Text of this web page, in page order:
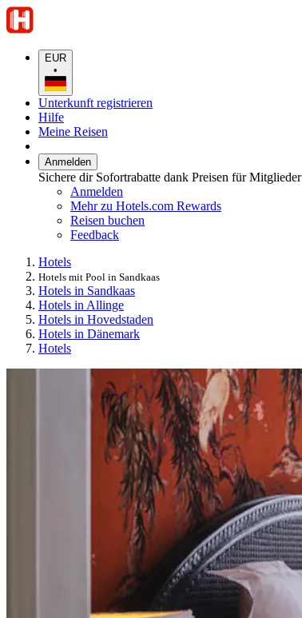
EUR
•
Unterkunft registrieren
Hilfe
Meine Reisen
Anmelden
Sichere dir Sofortrabatte dank Preisen für Mitglieder
Anmelden
Mehr zu Hotels.com Rewards
Reisen buchen
Feedback
Hotels
Hotels mit Pool in Sandkaas
Hotels in Sandkaas
Hotels in Allinge
Hotels in Hovedstaden
Hotels in Dänemark
Hotels